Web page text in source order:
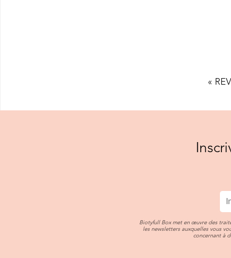
«
Biotyfull Box met en œuvre des
les newsletters auxquelles vous
concernant à